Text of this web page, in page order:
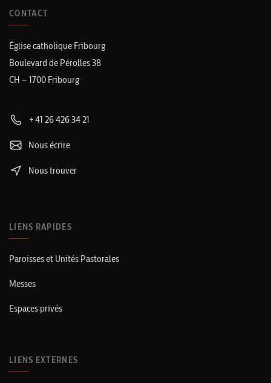
CONTACT
Église catholique Fribourg
Boulevard de Pérolles 38
CH – 1700 Fribourg
+41 26 426 34 21
Nous écrire
Nous trouver
LIENS RAPIDES
Paroisses et Unités Pastorales
Messes
Espaces privés
LIENS EXTERNES